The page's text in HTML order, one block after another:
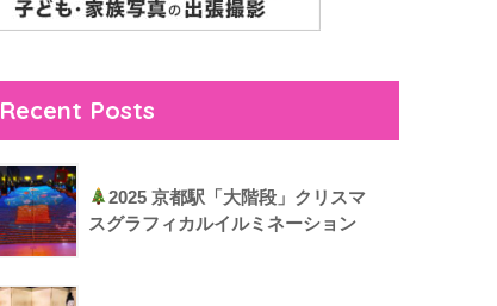
Recent Posts
2025 京都駅「大階段」クリスマ
スグラフィカルイルミネーション